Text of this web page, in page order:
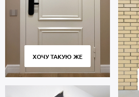
ХОЧУ ТАКУЮ ЖЕ